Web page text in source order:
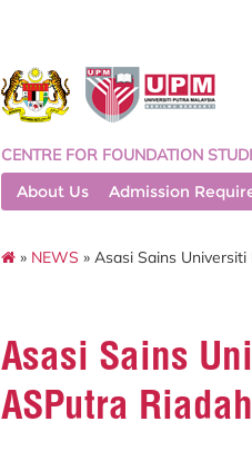
CENTRE FOR FOUNDATION
About Us
Admission
» NEWS » Asasi Sains
Asasi Sains
ASPutra